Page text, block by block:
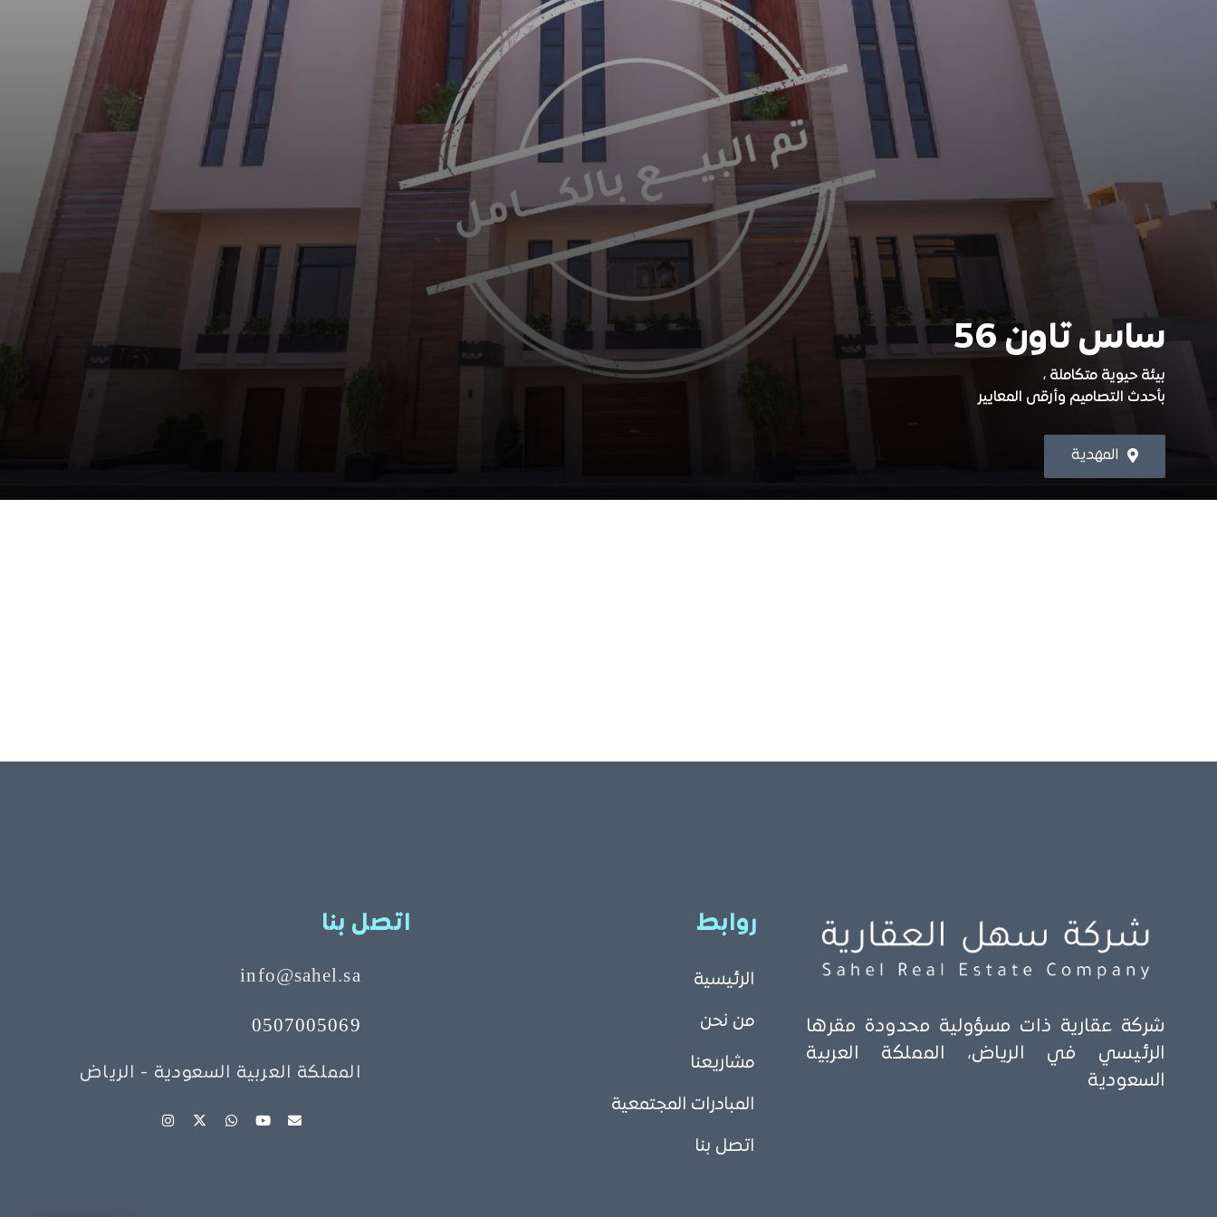
ساس تاون 56
بيئة حيوية متكاملة ،
بأحدث التصاميم وأرقى المعايير​
المهدية
شركة عقارية ذات مسؤولية محدودة مقرها
الرئيسي في الرياض، المملكة العربية
السعودية
روابط
الرئيسية
من نحن
مشاريعنا
المبادرات المجتمعية
اتصل بنا
اتصل بنا
info@sahel.sa
0507005069
المملكة العربية السعودية - الرياض